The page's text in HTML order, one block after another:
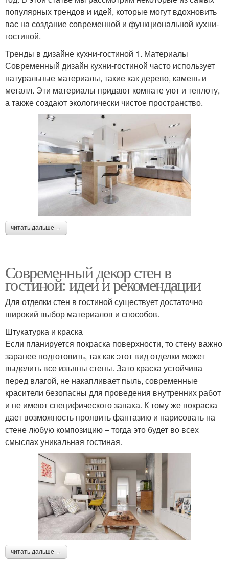
популярных трендов и идей, которые могут вдохновить
вас на создание современной и функциональной кухни-
гостиной.
Тренды в дизайне кухни-гостиной 1. Материалы
Современный дизайн кухни-гостиной часто использует
натуральные материалы, такие как дерево, камень и
металл. Эти материалы придают комнате уют и теплоту,
а также создают экологически чистое пространство.
читать дальше →
Современный декор стен в
гостиной: идеи и рекомендации
Для отделки стен в гостиной существует достаточно
широкий выбор материалов и способов.
Штукатурка и краска
Если планируется покраска поверхности, то стену важно
заранее подготовить, так как этот вид отделки может
выделить все изъяны стены. Зато краска устойчива
перед влагой, не накапливает пыль, современные
красители безопасны для проведения внутренних работ
и не имеют специфического запаха. К тому же покраска
дает возможность проявить фантазию и нарисовать на
стене любую композицию – тогда это будет во всех
смыслах уникальная гостиная.
читать дальше →